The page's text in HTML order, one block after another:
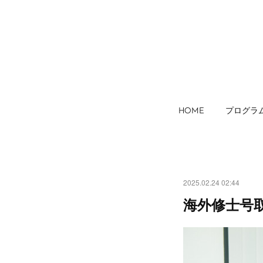
HOME プログラ
2025.02.24 02:44
海外修士号